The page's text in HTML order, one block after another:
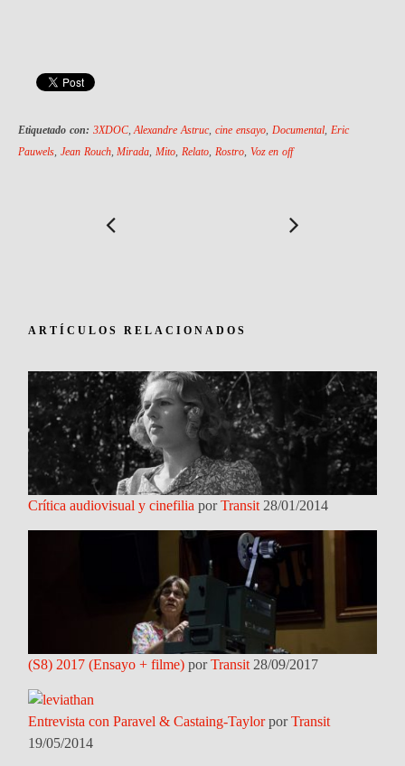
Etiquetado con: 3XDOC,Alexandre Astruc,cine ensayo, Documental, Eric
Pauwels, Jean Rouch,Mirada,Mito,Relato, Rostro, Voz en off
ARTÍCULOS RELACIONADOS
Crítica audiovisual y cinefilia porTransit 28/01/2014
(S8) 2017 (Ensayo + filme) porTransit 28/09/2017
Entrevista con Paravel & Castaing-TaylorporTransit
19/05/2014